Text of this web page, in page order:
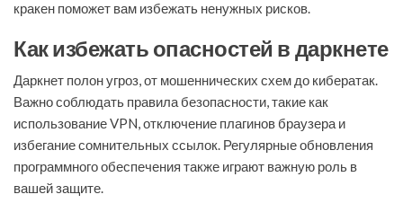
кракен поможет вам избежать ненужных рисков.
Как избежать опасностей в даркнете
Даркнет полон угроз, от мошеннических схем до кибератак.
Важно соблюдать правила безопасности, такие как
использование VPN, отключение плагинов браузера и
избегание сомнительных ссылок. Регулярные обновления
программного обеспечения также играют важную роль в
вашей защите.